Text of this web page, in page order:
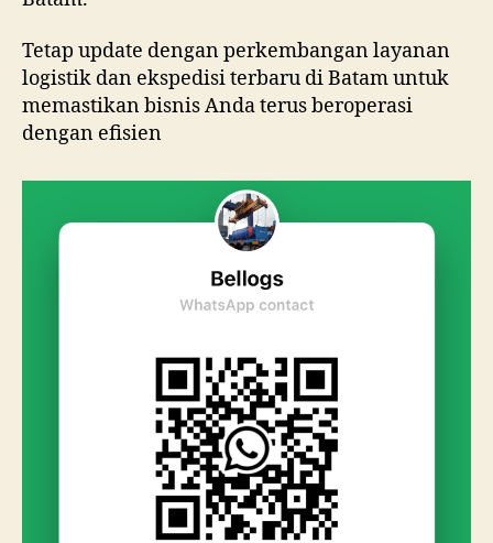
Tetap update dengan perkembangan layanan
logistik dan ekspedisi terbaru di Batam untuk
memastikan bisnis Anda terus beroperasi
dengan efisien